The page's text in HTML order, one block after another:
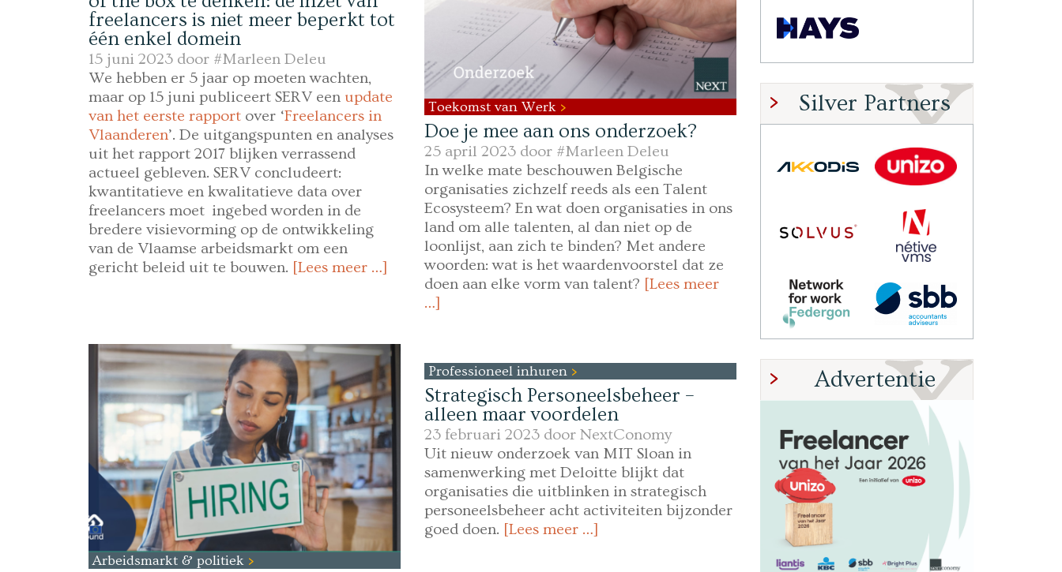
freelancers is niet meer beperkt tot
één enkel domein
15 juni 2023 door #Marleen Deleu
We hebben er 5 jaar op moeten wachten,
maar op 15 juni publiceert SERV een update
van het eerste rapport over ‘Freelancers in
Vlaanderen’. De uitgangspunten en analyses
uit het rapport 2017 blijken verrassend
actueel gebleven. SERV concludeert:
kwantitatieve en kwalitatieve data over
freelancers moet ingebed worden in de
bredere visievorming op de ontwikkeling
van de Vlaamse arbeidsmarkt om een
gericht beleid uit te bouwen. [Lees meer …]
Toekomst van Werk
Doe je mee aan ons onderzoek?
25 april 2023 door #Marleen Deleu
In welke mate beschouwen Belgische
organisaties zichzelf reeds als een Talent
Ecosysteem? En wat doen organisaties in ons
land om alle talenten, al dan niet op de
loonlijst, aan zich te binden? Met andere
woorden: wat is het waardenvoorstel dat ze
doen aan elke vorm van talent? [Lees meer
…]
Arbeidsmarkt & politiek
Professioneel inhuren
Strategisch Personeelsbeheer –
alleen maar voordelen
23 februari 2023 door NextConomy
Uit nieuw onderzoek van MIT Sloan in
samenwerking met Deloitte blijkt dat
organisaties die uitblinken in strategisch
personeelsbeheer acht activiteiten bijzonder
goed doen. [Lees meer …]
Silver Partners
Advertentie